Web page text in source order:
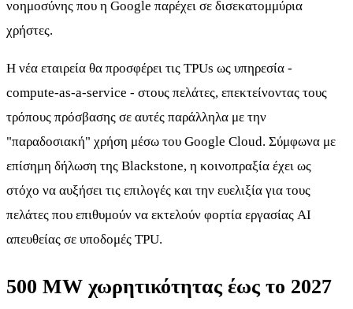
νοημοσύνης που η Google παρέχει σε δισεκατομμύρια
χρήστες.
Η νέα εταιρεία θα προσφέρει τις TPUs ως υπηρεσία -
compute-as-a-service - στους πελάτες, επεκτείνοντας τους
τρόπους πρόσβασης σε αυτές παράλληλα με την
"παραδοσιακή" χρήση μέσω του Google Cloud. Σύμφωνα με
επίσημη δήλωση της Blackstone, η κοινοπραξία έχει ως
στόχο να αυξήσει τις επιλογές και την ευελιξία για τους
πελάτες που επιθυμούν να εκτελούν φορτία εργασίας AI
απευθείας σε υποδομές TPU.
500 MW χωρητικότητας έως το 2027